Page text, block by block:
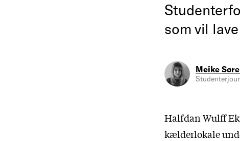
som vil
Meike
Halfdan Wulff
kælderlokale